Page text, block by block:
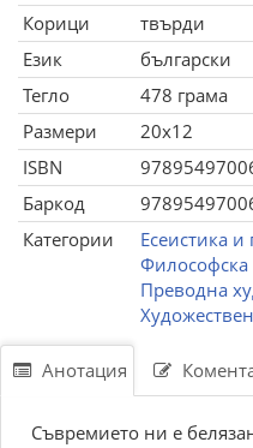
Корици
твърди
Език
български
Тегло
478 грама
Размери
20x12
ISBN
Баркод
Категории
Есеистика
Философска
Преводна
Анотация
Съвремието ни е